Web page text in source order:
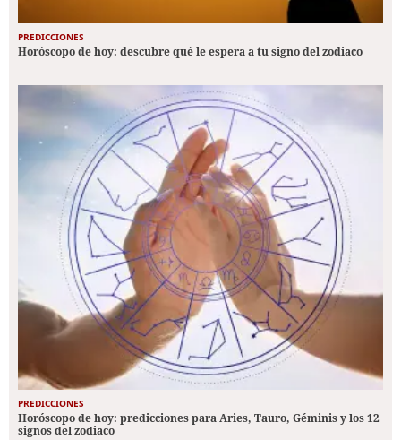
PREDICCIONES
Horóscopo de hoy: descubre qué le espera a tu signo del zodiaco
PREDICCIONES
Horóscopo de hoy: predicciones para Aries, Tauro, Géminis y los 12
signos del zodiaco